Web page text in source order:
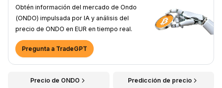
Obtén información del mercado de Ondo
(ONDO) impulsada por IA y análisis del
precio de ONDO en EUR en tiempo real.
Pregunta a TradeGPT
Precio de ONDO Predicción de precio